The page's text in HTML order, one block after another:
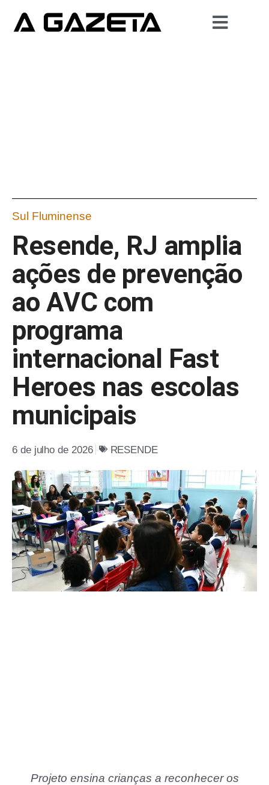
Sul Fluminense
Resende, RJ amplia
ações de prevenção
ao AVC com
programa
internacional Fast
Heroes nas escolas
municipais
6 de julho de 2026 RESENDE
Projeto ensina crianças a reconhecer os